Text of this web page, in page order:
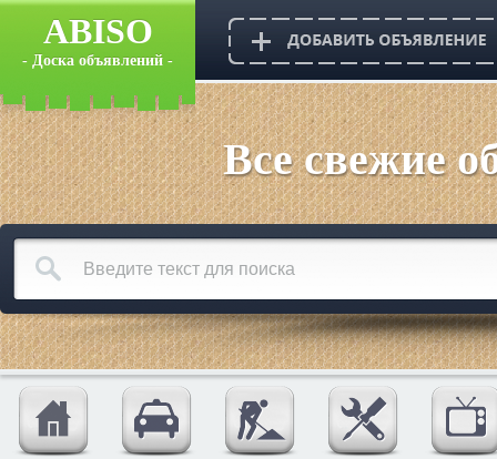
ABISO
- Доска объявлений -
Все свежие